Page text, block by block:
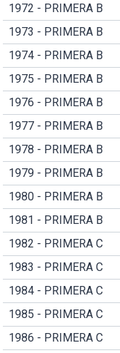
1972 - PRIMERA B
1973 - PRIMERA B
1974 - PRIMERA B
1975 - PRIMERA B
1976 - PRIMERA B
1977 - PRIMERA B
1978 - PRIMERA B
1979 - PRIMERA B
1980 - PRIMERA B
1981 - PRIMERA B
1982 - PRIMERA C
1983 - PRIMERA C
1984 - PRIMERA C
1985 - PRIMERA C
1986 - PRIMERA C